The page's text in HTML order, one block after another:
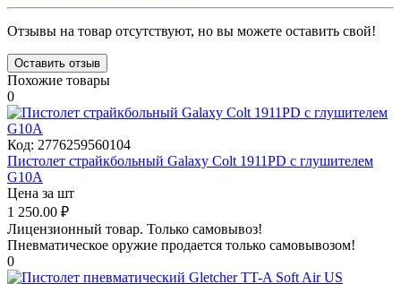
Отзывы на товар отсутствуют, но вы можете оставить свой!
Оставить отзыв
Похожие товары
0
Код: 2776259560104
Пистолет страйкбольный Galaxy Colt 1911PD с глушителем
G10A
Цена за шт
1 250.00 ₽
Лицензионный товар. Только самовывоз!
Пневматическое оружие продается только самовывозом!
0